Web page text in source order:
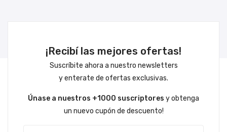
¡Recibí las mejores ofertas!
Suscríbite ahora a nuestro newsletters
y enterate de ofertas exclusivas.
Únase a nuestros +1000 suscriptores y obtenga
un nuevo cupón de descuento!